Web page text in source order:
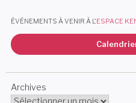
ÉVÉNEMENTS À VENIR À L'ESPACE
Archives